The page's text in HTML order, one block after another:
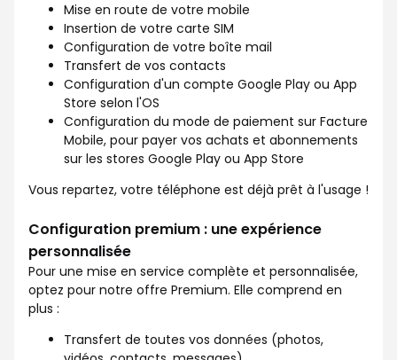
Mise en route de votre mobile
Insertion de votre carte SIM
Configuration de votre boîte mail
Transfert de vos contacts
Configuration d'un compte Google Play ou App
Store selon l'OS
Configuration du mode de paiement sur Facture
Mobile, pour payer vos achats et abonnements
sur les stores Google Play ou App Store
Vous repartez, votre téléphone est déjà prêt à l'usage !
Configuration premium : une expérience
personnalisée
Pour une mise en service complète et personnalisée,
optez pour notre offre Premium. Elle comprend en
plus :
Transfert de toutes vos données (photos,